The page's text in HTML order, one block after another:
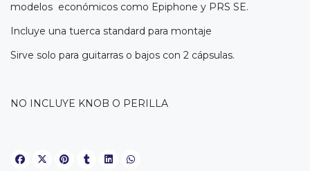
modelos económicos como Epiphone y PRS SE.
Incluye una tuerca standard para montaje
Sirve solo para guitarras o bajos con 2 cápsulas.
NO INCLUYE KNOB O PERILLA